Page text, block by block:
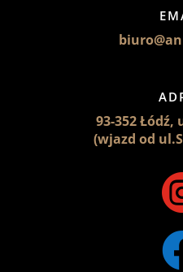
93-352 Łódź,
(wjazd od